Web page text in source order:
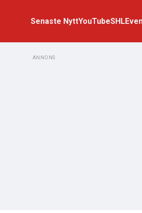
Senaste NyttYouTubeSHL
ANNONS